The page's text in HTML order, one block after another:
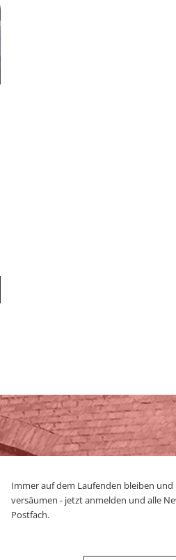
Immer auf dem Laufenden bleiben
versäumen - jetzt anmelden und alle
Postfach.